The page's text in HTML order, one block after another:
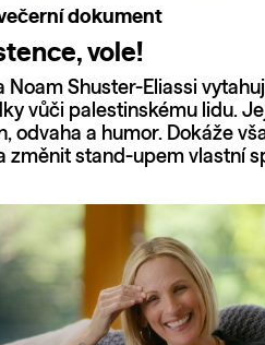
dokument
vole!
Noam Shuster-Eliassi
vůči palestinskému lidu.
odvaha a humor. Dokáže
změnit stand-upem vlastní